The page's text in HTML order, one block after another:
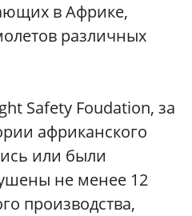
в Африке,
различных
Safety Foudation, за
африканского
или были
не менее 12
производства,